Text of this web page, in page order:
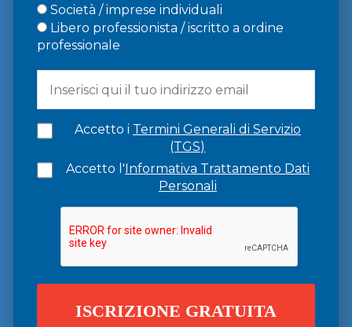
Società / imprese individuali
Libero professionista / iscritto a ordine
professionale
Accetto i Termini Generali di Servizio
(TGS)
Accetto l'Informativa Trattamento Dati
Personali